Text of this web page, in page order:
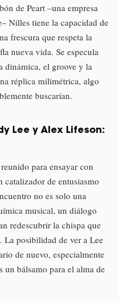
de Peart –una empresa
Nilles tiene la capacidad de
frescura que respeta la
nueva vida. Se especula
dinámica, el groove y la
réplica milimétrica, algo
buscarían.
Lee y Alex Lifeson:
para ensayar con
de entusiasmo
no es solo una
musical, un diálogo
redescubrir la chispa que
La posibilidad de ver a Lee
de nuevo, especialmente
un bálsamo para el alma de